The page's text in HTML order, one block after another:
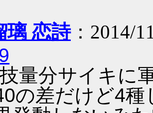
璃 恋詩：2014/
量分サイキ
の差だけど4